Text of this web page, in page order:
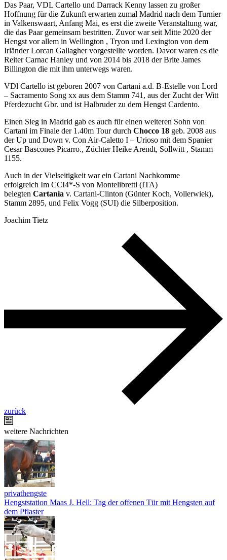
Das Paar, VDL Cartello und Darrack Kenny lassen zu großer
Hoffnung für die Zukunft erwarten zumal Madrid nach dem Turnier
in Valkenswaart, Anfang Mai, es erst die zweite Veranstaltung war,
die das Paar gemeinsam bestritten. Zuvor war seit Mitte 2020 der
Hengst vor allem in Wellington , Tryon und Lexington von dem
Irländer Lorcan Gallagher vorgestellte worden. Davor waren es die
Reiter Carnac Hanley und von 2014 bis 2018 der Brite James
Billington die mit ihm unterwegs waren.
VDl Cartello ist geboren 2007 von Cartani a.d. B-Estelle von Lord
– Sacramento Song xx aus dem Stamm 741, aus der Zucht der Witt
Pferdezucht Gbr. und ist Halbruder zu dem Hengst Cardento.
Einen Sieg in Madrid gab es auch für einen weiteren Sohn von
Cartani im Finale der 1.40m Tour durch Chocco 18 geb. 2008 aus
der Up und Down v. Con Air-Caletto I – Urioso mit dem Spanier
Cesar Bascones Picarro., Züchter Heike Arendt, Sollwitt , Stamm
1155.
Auch in der Vielseitigkeit war ein Cartani Nachkomme
erfolgreich Im CCI4*-S von Montelibretti (ITA)
belegten Cartania v. Cartani-Clinton (Günter Koch, Vollerwiek),
Stamm 2895, und Felix Vogg (SUI) die Silberposition.
Joachim Tietz
zurück
weitere Nachrichten
privathengste
Hengststation Maas J. Hell: Tag der offenen Tür mit Hengsten auf
dem Pflaster